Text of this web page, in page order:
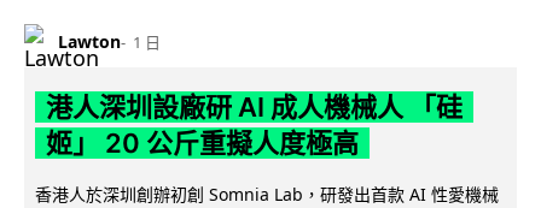
Lawton 1 日
港人深圳設廠研 AI 成人機械人 「硅
姬」 20 公斤重擬人度極高
香港人於深圳創辦初創 Somnia Lab，研發出首款 AI 性愛機械